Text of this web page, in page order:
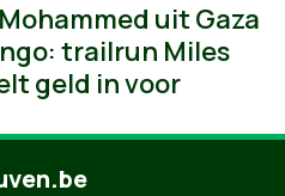
uit Gaza
trailrun Miles
geld in voor